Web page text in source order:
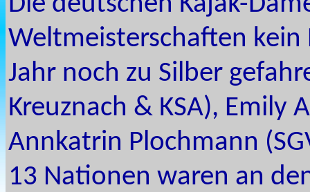
Weltmeisterschaften
Jahr noch zu Silber
Kreuznach & KSA), Emily
Annkatrin Plochmann
13 Nationen waren an